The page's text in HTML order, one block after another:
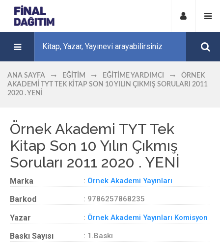
ANA SAYFA EĞITIM EĞITIME YARDIMCI
ÖRNEK
AKADEMI TYT TEK KITAP SON 10 YILIN ÇIKMIŞ SORULARI 2011
2020 . YENİ
Örnek Akademi TYT Tek
Kitap Son 10 Yılın Çıkmış
Soruları 2011 2020 . YENİ
Marka : Örnek Akademi Yayınları
Barkod : 9786257868235
Yazar : Örnek Akademi Yayınları Komisyon
Baskı Sayısı : 1.Baskı